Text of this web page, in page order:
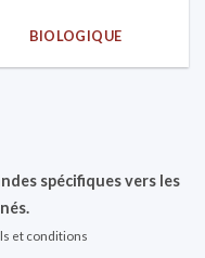
BIOLOGIQUE
spécifiques vers les
et conditions